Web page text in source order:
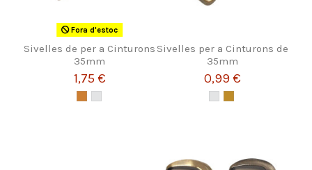
Fora d'estoc
Sivelles de per a Cinturons
35mm
1,75 €
Sivelles per a Cinturons de
35mm
0,99 €